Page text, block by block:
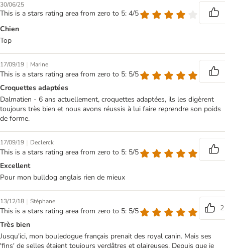
30/06/25
This is a stars rating area from zero to 5: 4/5
Chien
Top
17/09/19 | Marine
This is a stars rating area from zero to 5: 5/5
Croquettes adaptées
Dalmatien - 6 ans actuellement, croquettes adaptées, ils les digèrent
toujours très bien et nous avons réussis à lui faire reprendre son poids
de forme.
17/09/19 | Declerck
This is a stars rating area from zero to 5: 5/5
Excellent
Pour mon bulldog anglais rien de mieux
13/12/18 | Stéphane
This is a stars rating area from zero to 5: 5/5
2
Très bien
Jusqu'ici, mon bouledogue français prenait des royal canin. Mais ses
'fins' de selles étaient toujours verdâtres et glaireuses. Depuis que je